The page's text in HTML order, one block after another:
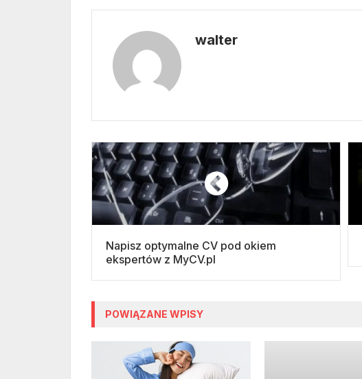
walter
Napisz optymalne CV pod okiem
ekspertów z MyCV.pl
POWIĄZANE WPISY